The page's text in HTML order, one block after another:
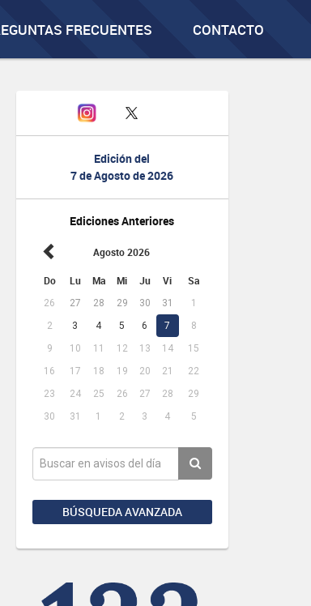
FRECUENTES CONTACTO
Edición del
7 de Agosto de 2026
Ediciones Anteriores
Agosto 2026
Do Lu Ma Mi Ju Vi Sa
26 27 28 29 30 31
1
2
3 4 5 6 7
8
9
10 11 12 13 14
15
16
17 18 19 20 21
22
23
24 25 26 27 28
29
30
31 1 2 3 4 5
BÚSQUEDA AVANZADA